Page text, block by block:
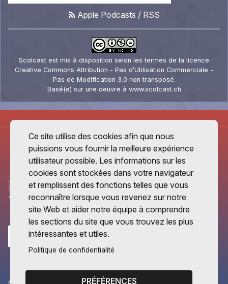
Apple Podcasts / RSS
Scolcast est mis à disposition selon les termes de la licence
Creative Commons Attribution - Pas d’Utilisation Commerciale -
Pas de Modification 3.0 non transposé.
Basé(e) sur une oeuvre à www.scolcast.ch
Ce site utilise des cookies afin que nous
puissions vous fournir la meilleure expérience
utilisateur possible. Les informations sur les
cookies sont stockées dans votre navigateur
et remplissent des fonctions telles que vous
reconnaître lorsque vous revenez sur notre
site Web et aider notre équipe à comprendre
les sections du site que vous trouvez les plus
intéressantes et utiles.
Politique de confidentialité
PRÉFÉRENCES